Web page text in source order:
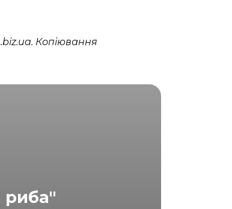
Копіювання
риба"